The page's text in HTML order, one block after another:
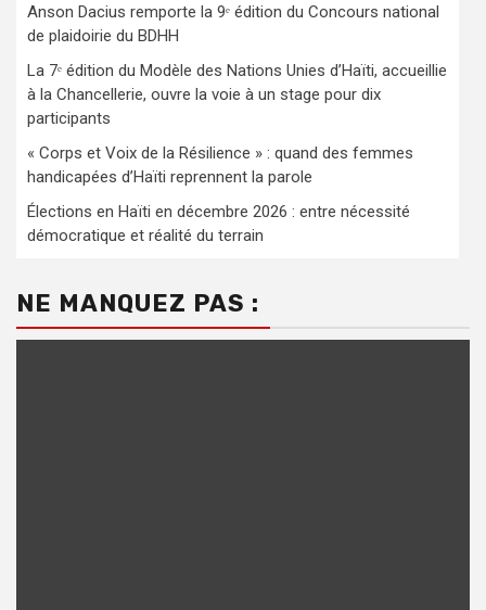
Anson Dacius remporte la 9ᵉ édition du Concours national
de plaidoirie du BDHH
La 7ᵉ édition du Modèle des Nations Unies d’Haïti, accueillie
à la Chancellerie, ouvre la voie à un stage pour dix
participants
« Corps et Voix de la Résilience » : quand des femmes
handicapées d’Haïti reprennent la parole
Élections en Haïti en décembre 2026 : entre nécessité
démocratique et réalité du terrain
NE MANQUEZ PAS :